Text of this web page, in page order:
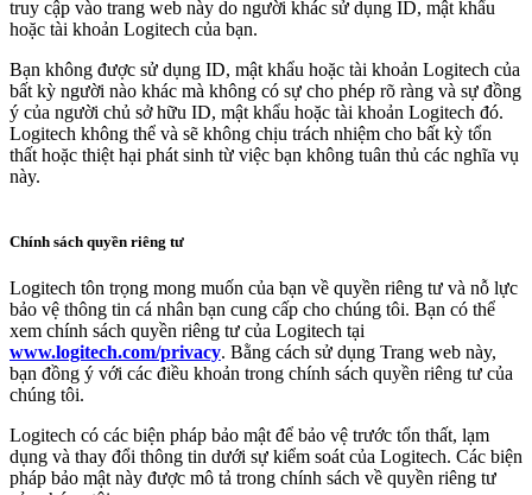
truy cập vào trang web này do người khác sử dụng ID, mật khẩu
hoặc tài khoản Logitech của bạn.
Bạn không được sử dụng ID, mật khẩu hoặc tài khoản Logitech của
bất kỳ người nào khác mà không có sự cho phép rõ ràng và sự đồng
ý của người chủ sở hữu ID, mật khẩu hoặc tài khoản Logitech đó.
Logitech không thể và sẽ không chịu trách nhiệm cho bất kỳ tổn
thất hoặc thiệt hại phát sinh từ việc bạn không tuân thủ các nghĩa vụ
này.
Chính sách quyền riêng tư
Logitech tôn trọng mong muốn của bạn về quyền riêng tư và nỗ lực
bảo vệ thông tin cá nhân bạn cung cấp cho chúng tôi. Bạn có thể
xem chính sách quyền riêng tư của Logitech tại
www.logitech.com/privacy. Bằng cách sử dụng Trang web này,
bạn đồng ý với các điều khoản trong chính sách quyền riêng tư của
chúng tôi.
Logitech có các biện pháp bảo mật để bảo vệ trước tổn thất, lạm
dụng và thay đổi thông tin dưới sự kiểm soát của Logitech. Các biện
pháp bảo mật này được mô tả trong chính sách về quyền riêng tư